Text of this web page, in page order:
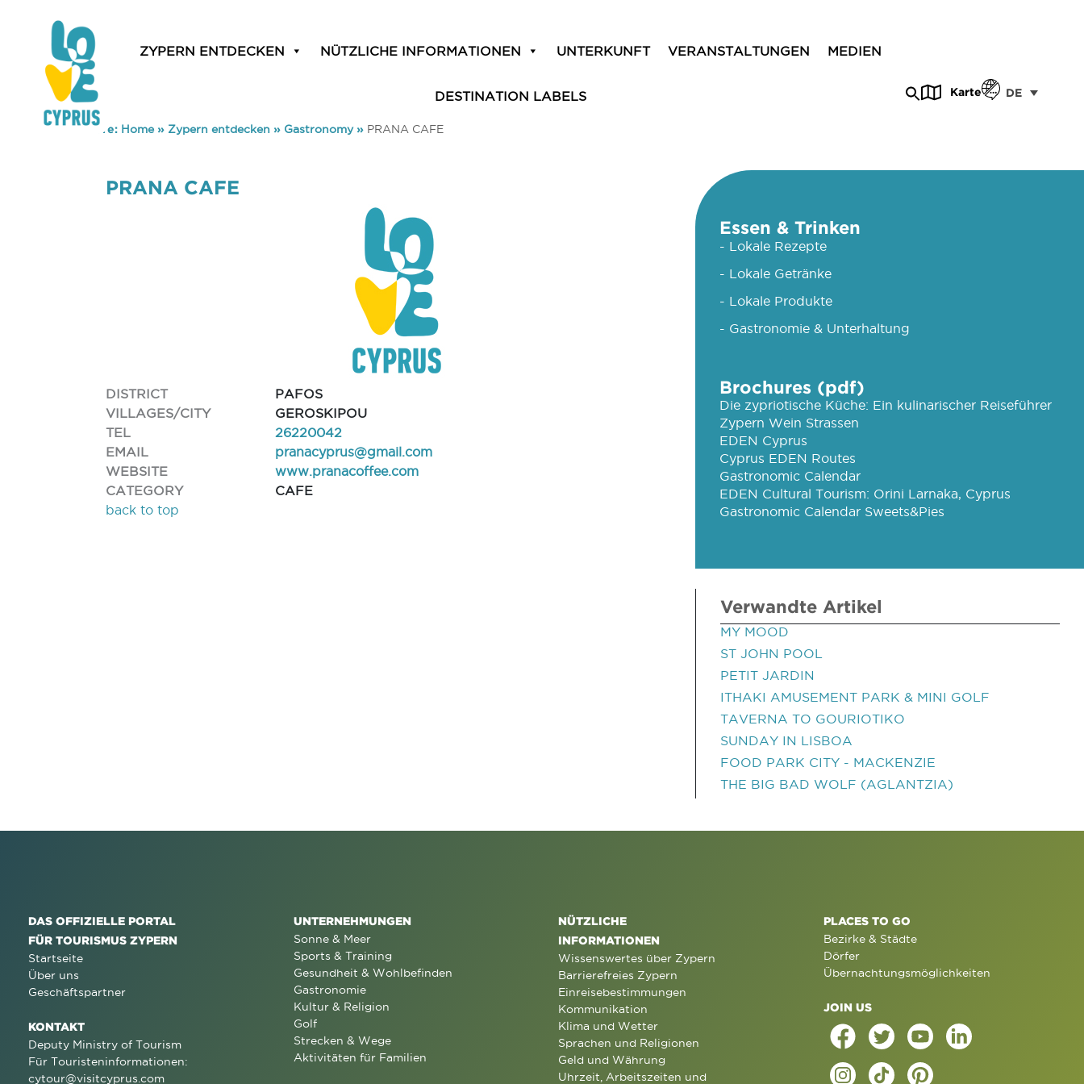
ZYPERN ENTDECKEN NÜTZLICHE INFORMATIONEN UNTERKUNFT VERANSTALTUNGEN MEDIEN
DESTINATION LABELS Karte DE
You are here: Home» Zypern entdecken » Gastronomy» PRANA CAFE
PRANA CAFE
DISTRICT
PAFOS
VILLAGES/CITY
GEROSKIPOU
TEL
26220042
EMAIL
pranacyprus@gmail.com
WEBSITE
www.pranacoffee.com
CATEGORY
CAFE
back to top
Essen & Trinken
- Lokale Rezepte
- Lokale Getränke
- Lokale Produkte
- Gastronomie & Unterhaltung
Brochures (pdf)
Die zypriotische Küche: Ein kulinarischer Reiseführer
Zypern Wein Strassen
EDEN Cyprus
Cyprus EDEN Routes
Gastronomic Calendar
EDEN Cultural Tourism: Orini Larnaka, Cyprus
Gastronomic Calendar Sweets&Pies
Verwandte Artikel
MY MOOD
ST JOHN POOL
PETIT JARDIN
ITHAKI AMUSEMENT PARK & MINI GOLF
TAVERNA TO GOURIOTIKO
SUNDAY IN LISBOA
FOOD PARK CITY - MACKENZIE
THE BIG BAD WOLF (AGLANTZIA)
DAS OFFIZIELLE PORTAL
FÜR TOURISMUS ZYPERN
Startseite
Über uns
Geschäftspartner
KONTAKT
Deputy Ministry of Tourism
Für Touristeninformationen:
cytour@visitcyprus.com
UNTERNEHMUNGEN
Sonne & Meer
Sports & Training
Gesundheit & Wohlbefinden
Gastronomie
Kultur & Religion
Golf
Strecken & Wege
Aktivitäten für Familien
NÜTZLICHE
INFORMATIONEN
Wissenswertes über Zypern
Barrierefreies Zypern
Einreisebestimmungen
Kommunikation
Klima und Wetter
Sprachen und Religionen
Geld und Währung
Uhrzeit, Arbeitszeiten und
PLACES TO GO
Bezirke & Städte
Dörfer
Übernachtungsmöglichkeiten
JOIN US